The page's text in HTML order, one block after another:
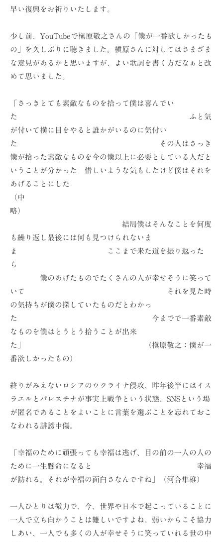
早い復興をお祈りいたします。
少し前、YouTubeで槇原敬之さんの「僕が一番欲しかったも
の」を久しぶりに聴きました。槇原さんに対してはさまざま
な意見があるかと思いますが、よい歌詞を書く方だなぁと改
めて思いました。
「さっきとても素敵なものを拾って僕は喜んでい
た ふと気
が付いて横に目をやると誰かがいるのに気付い
た その人はさっき
僕が拾った素敵なものを今の僕以上に必要としている人だと
いうことが分かった 惜しいような気もしたけど僕はそれを
あげることにした
（中
略）
結局僕はそんなことを何度
も繰り返し最後には何も見つけられないま
ま ここまで来た道を振り返った
ら
僕のあげたものでたくさんの人が幸せそうに笑って
いて それを見た時
の気持ちが僕の探していたものだとわかっ
た 今までで一番素敵
なものを僕はとうとう拾うことが出来
た」 （槇原敬之：僕が一
番欲しかったもの）
終りがみえないロシアのウクライナ侵攻、昨年後半にはイス
ラエルとパレスチナが事実上戦争という状態、SNSという場
が匿名であることをよいことに言葉を選ぶことを忘れておこ
なわれる誹謗中傷。
「幸福のために頑張っても幸福は逃げ、目の前の一人の人の
ために一生懸命になると 幸福
が訪れる。それが幸福の面白さなんですね」（河合隼雄）
一人ひとりは微力で、今、世界や日本で起こっていることに
一人で立ち向かうことは難しいですよね。弱いからこそ協力
しあい、一人でも多くの人が幸せそうに笑っていれる世の中